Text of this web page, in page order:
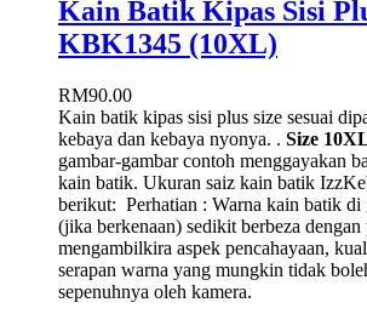
Kain Batik Kipas Sisi
KBK1345 (10XL)
RM90.00
Kain batik kipas sisi plus size sesuai
kebaya dan kebaya nyonya. . Size
gambar-gambar contoh menggayakan
kain batik. Ukuran saiz kain batik
berikut: Perhatian : Warna kain batik
(jika berkenaan) sedikit berbeza
mengambilkira aspek pencahayaan,
serapan warna yang mungkin tidak
sepenuhnya oleh kamera.